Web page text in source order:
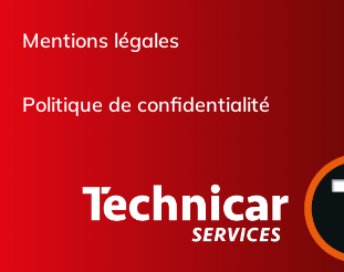
Mentions légales
Politique de confidentialité